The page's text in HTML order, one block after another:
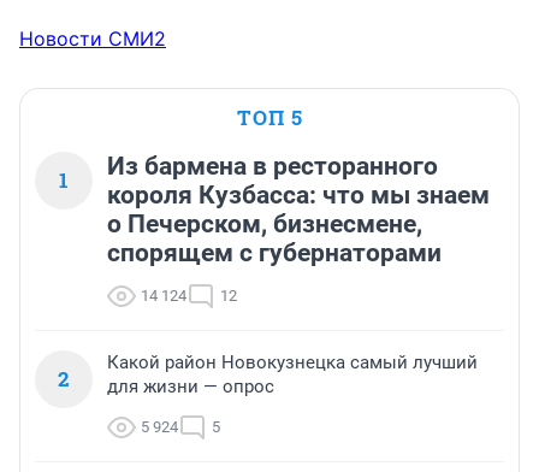
Новости СМИ2
ТОП 5
1
Из бармена в ресторанного
короля Кузбасса: что мы знаем
о Печерском, бизнесмене,
спорящем с губернаторами
14 124 12
2
Какой район Новокузнецка самый лучший
для жизни — опрос
5 924 5